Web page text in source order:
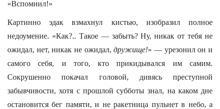
«Вспомнил!»
Картинно эдак взмахнул кистью, изобразил полное
недоумение. «Как?.. Такое — забыть? Ну, никак от тебя не
ожидал, нет, никак не ожидал,дружище!» — урезонил он и
самого себя, и того, кто прикидывался им самим.
Сокрушенно покачал головой, дивясь преступной
забывчивости, хотя с прошлой субботы знал, на каком дне
остановится бег памяти, и не ракетница пульнет в небо, а